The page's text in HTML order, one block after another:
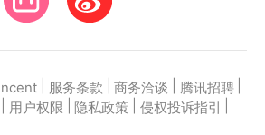
服务条款 商务洽谈 腾讯招聘
用户权限 隐私政策 侵权投诉指引